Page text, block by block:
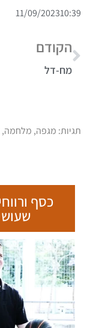
10:39
11/09/2023
הקודם
מח-דל
תגיות: מגפה, מלחמה,
כסף
שעושים 93%